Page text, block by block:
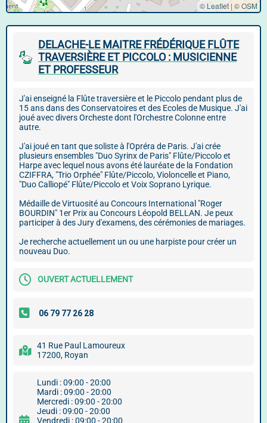
© Leaflet | ©OSM
DELACHE-LE MAITRE FRÉDÉRIQUE FLÛTE
TRAVERSIÈRE ET PICCOLO : MUSICIENNE
ET PROFESSEUR
J'ai enseigné la Flûte traversière et le Piccolo pendant plus de
15 ans dans des Conservatoires et des Ecoles de Musique. J'ai
joué avec divers Orcheste dont l'Orchestre Colonne entre
autre.
J'ai joué en tant que soliste à l'Opréra de Paris. J'ai crée
plusieurs ensembles "Duo Syrinx de Paris" Flûte/Piccolo et
Harpe avec lequel nous avons été lauréate de la Fondation
CZIFFRA, "Trio Orphée" Flûte/Piccolo, Violoncelle et Piano,
"Duo Calliopé" Flûte/Piccolo et Voix Soprano Lyrique.
Médaille de Virtuosité au Concours International "Roger
BOURDIN" 1er Prix au Concours Léopold BELLAN. Je peux
participer à des Jury d'examens, des cérémonies de mariages.
Je recherche actuellement un ou une harpiste pour créer un
nouveau Duo.
OUVERT ACTUELLEMENT
41 Rue Paul Lamoureux
17200, Royan
Lundi : 09:00 - 20:00
Mardi : 09:00 - 20:00
Mercredi : 09:00 - 20:00
Jeudi : 09:00 - 20:00
Vendredi : 09:00 - 20:00